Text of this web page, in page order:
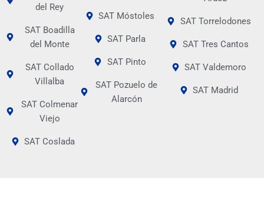
del Rey
SAT Boadilla
del Monte
SAT Collado
Villalba
SAT Colmenar
Viejo
SAT Coslada
SAT Móstoles
SAT Parla
SAT Pinto
SAT Pozuelo de
Alarcón
SAT Torrelodones
SAT Tres Cantos
SAT Valdemoro
SAT Madrid